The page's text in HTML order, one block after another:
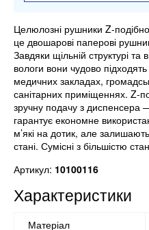
Целюлозні рушники Z-
це двошарові паперові
Завдяки щільній структурі та
вологи вони чудово
медичних закладах,
санітарних приміщеннях. Z-
зручну подачу з
гарантує економне
м’які на дотик, але
стані. Сумісні з більшістю
Артикул: 10100116
Характеристики
Матеріал